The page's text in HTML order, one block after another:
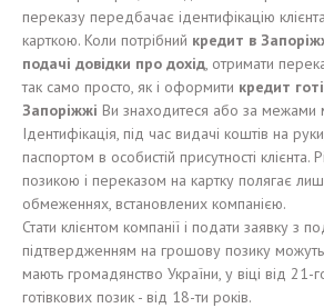
переказу передбачає ідентифікацію
карткою. Коли потрібний кредит в Запоріж
подачі довідки про дохід, отримати
так само просто, як і оформити кредит
Запоріжжі Ви знаходитеся або за межами
Ідентифікація, під час видачі коштів на
паспортом в особистій присутності клієнта.
позикою і переказом на картку полягає
обмеженнях, встановлених компанією.
Стати клієнтом компанії і подати заявку з
підтвердженням на грошову позику можуть
мають громадянство України, у віці від 21-
готівкових позик - від 18-ти років.